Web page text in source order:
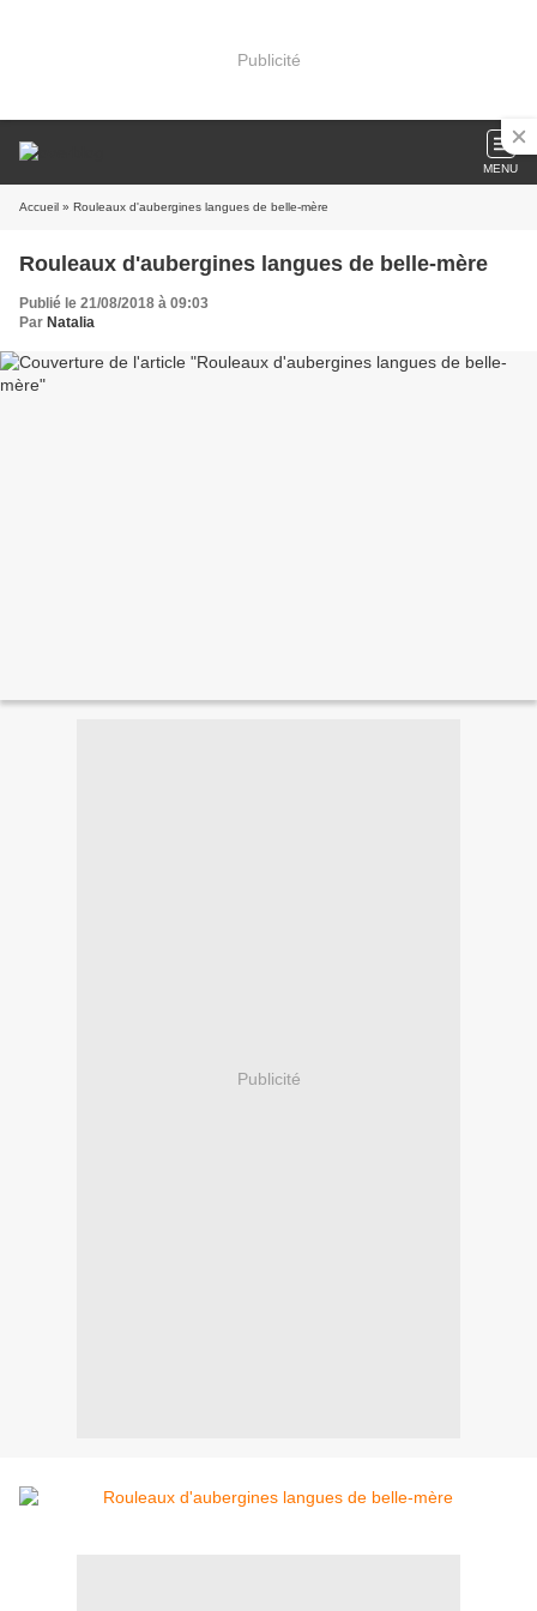
Publicité
MENU
Accueil » Rouleaux d'aubergines langues de belle-mère
Rouleaux d'aubergines langues de belle-mère
Publié le 21/08/2018 à 09:03
Par Natalia
Publicité